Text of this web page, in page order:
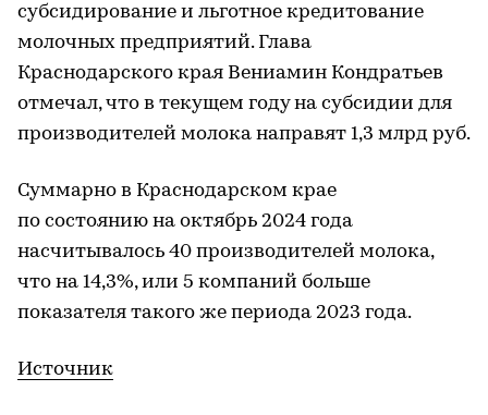
субсидирование и льготное кредитование
молочных предприятий. Глава
Краснодарского края Вениамин Кондратьев
отмечал, что в текущем году на субсидии для
производителей молока направят 1,3 млрд руб.
Суммарно в Краснодарском крае
по состоянию на октябрь 2024 года
насчитывалось 40 производителей молока,
что на 14,3%, или 5 компаний больше
показателя такого же периода 2023 года.
Источник